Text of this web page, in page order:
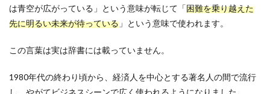
は青空が広がっている」という意味が転じて「困難を乗り越えた
先に明るい未来が待っている 」という意味で使われます。
この言葉は実は辞書には載っていません。
1980年代の終わり頃から、経済人を中心とする著名人の間で流行